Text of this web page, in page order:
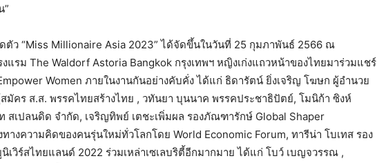
”
ตัว “Miss Millionaire Asia 2023”ได้จัดขึ้นในวันที่ 25 กุมภาพันธ์ 2566 ณ
งแรม The Waldorf Astoria Bangkok กรุงเทพฯ หญิงเก่งแถวหน้าของไทยมาร่วมแชร์
Women ภายในงานกันอย่างคับคั่ง ได้แก่ ธิดารัตน์ ยิ่งเจริญ โฆษก ผู้อำนวย
มัคร ส.ส. พรรคไทยสร้างไทย , วทันยา บุนนาค พรรคประชาธิปัตย์, โมนิก้า ซิงห์
สเปลนดิด จำกัด, เจริญทิพย์ เตชะเพิ่มผล รองภัณฑารักษ์ Global Shaper
างความคิดของคนรุ่นใหม่ทั่วโลกโดย World Economic Forum, ทารีน่า โบเทส รอง
เวิร์สไทยแลนด์ 2022 ร่วมเหล่าเซเลบริตี้อีกมากมาย ได้แก่ โบว์ เบญจวรรณ ,